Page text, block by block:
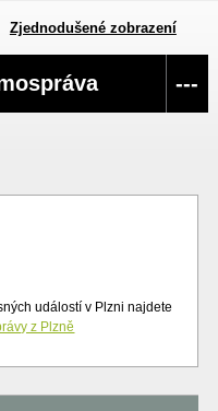
Zjednodušené zobrazení
událostí v Plzni najdete
z Plzně
---